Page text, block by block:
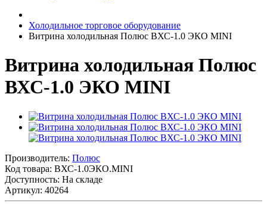
Холодильное торговое оборудование
Витрина холодильная Полюс ВХС-1.0 ЭКО MINI
Витрина холодильная Полюс
ВХС-1.0 ЭКО MINI
Производитель: Полюс
Код товара: ВХС-1.0ЭКО.MINI
Доступность: На складе
Артикул: 40264